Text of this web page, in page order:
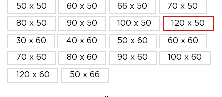
50 x 50 60 x 50 66 x 50 70 x 50
80 x 50 90 x 50 100 x 50 120 x 50
30 x 60 40 x 60 50 x 60 60 x 60
70 x 60 80 x 60 90 x 60 100 x 60
120 x 60 50 x 66